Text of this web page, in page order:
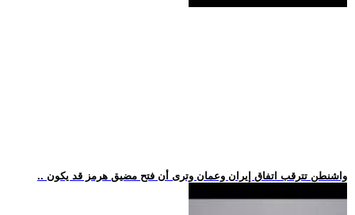
.. واشنطن تترقب اتفاق إيران وعمان وترى أن فتح مضيق هرمز قد يكون